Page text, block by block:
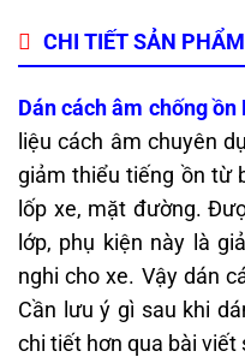
CHI TIẾT SẢN PHẨM
Dán cách âm chống
liệu cách âm chuyên
giảm thiểu tiếng ồn từ
lốp xe, mặt đường.
lớp, phụ kiện này là
nghi cho xe. Vậy dán
Cần lưu ý gì sau khi
chi tiết hơn qua bài viết